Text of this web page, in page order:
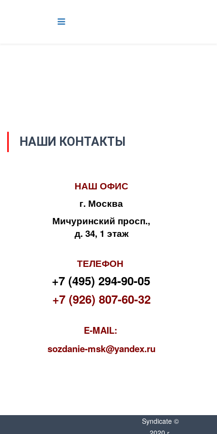
НАШИ КОНТАКТЫ
НАШ ОФИС
г. Москва
Мичуринский просп.,
д. 34, 1 этаж
ТЕЛЕФОН
+7 (495) 294-90-05
+7 (926) 807-60-32
E-MAIL:
sozdanie-msk@yandex.ru
Syndicate ©